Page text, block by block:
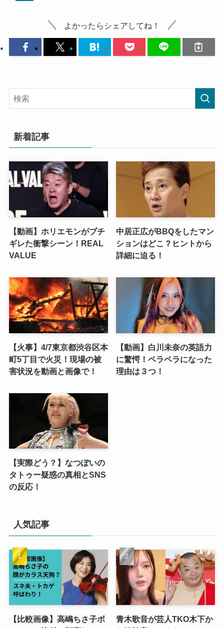
よかったらシェアしてね！
新着記事
【動画】ホリエモンがブチ
ギレた衝撃シーン！REAL
VALUE
中居正広がBBQをしたマン
ションはどこ？ヒントから
詳細に迫る！
【火事】4/7東京都渋谷区本
町5丁目で火災！現場の被
害状況を動画と画像で！
【動画】白川未奈の英語力
に驚愕！ペラペラになった
理由は３つ！
【実際どう？】なつぽいの
タトゥー疑惑の真相とSNS
の反応！
人気記事
【比較画像】高嶋ちさ子ボ
青木歌音が芸人TKO木下か